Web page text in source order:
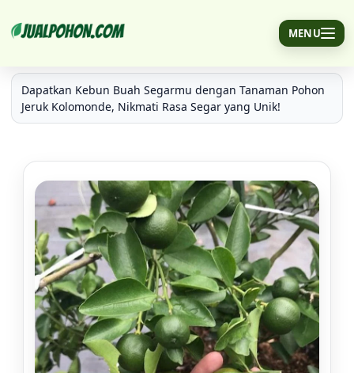
MENU
Jual Pohon Jeruk Kolomonde Unggulan
Dapatkan Kebun Buah Segarmu dengan Tanaman Pohon
Jeruk Kolomonde, Nikmati Rasa Segar yang Unik!